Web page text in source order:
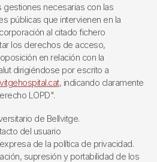
gestiones necesarias con las
públicas que intervienen en la
al citado fichero
los derechos de acceso,
en relación con la
dirigiéndose por escrito a
, indicando claramente
LOPD".
de Bellvitge.
del usuario
de la política de privacidad.
supresión y portabilidad de los